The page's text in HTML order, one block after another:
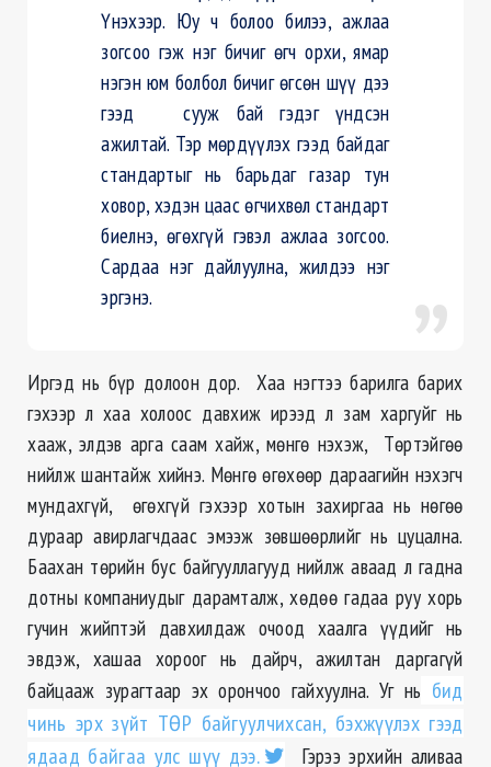
Үнэхээр. Юу ч болоо билээ, ажлаа
зогсоо гэж нэг бичиг өгч орхи, ямар
нэгэн юм болбол бичиг өгсөн шүү дээ
гээд сууж бай гэдэг үндсэн
ажилтай. Тэр мөрдүүлэх гээд байдаг
стандартыг нь барьдаг газар тун
ховор, хэдэн цаас өгчихвөл стандарт
биелнэ, өгөхгүй гэвэл ажлаа зогсоо.
Сардаа нэг дайлуулна, жилдээ нэг
эргэнэ.
Иргэд нь бүр долоон дор. Хаа нэгтээ барилга барих
гэхээр л хаа холоос давхиж ирээд л зам харгуйг нь
хааж, элдэв арга саам хайж, мөнгө нэхэж, Төртэйгөө
нийлж шантайж хийнэ. Мөнгө өгөхөөр дараагийн нэхэгч
мундахгүй, өгөхгүй гэхээр хотын захиргаа нь нөгөө
дураар авирлагчдаас эмээж зөвшөөрлийг нь цуцална.
Баахан төрийн бус байгууллагууд нийлж аваад л гадна
дотныкомпаниудыг дарамталж, хөдөө гадааруухорь
гучинжийптэй давхилдаж очоод хаалга үүдийг нь
эвдэж, хашаа хороог нь дайрч, ажилтан даргагүй
байцааж зурагтаар эх орончоо гайхуулна. Уг нь бид
чинь эрхзүйт ТӨР байгуулчихсан, бэхжүүлэх гээд
ядаад байгаа улс шүү дээ.
Гэрээ эрхийн аливаа